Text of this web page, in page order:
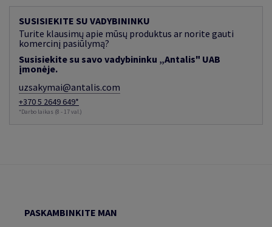
SUSISIEKITE SU VADYBININKU
Turite klausimų apie mūsų produktus ar norite gauti
komercinį pasiūlymą?
Susisiekite su savo vadybininku „Antalis" UAB
įmonėje.
uzsakymai@antalis.com
+370 5 2649 649*
*Darbo laikas (8 - 17 val.)
PASKAMBINKITE MAN